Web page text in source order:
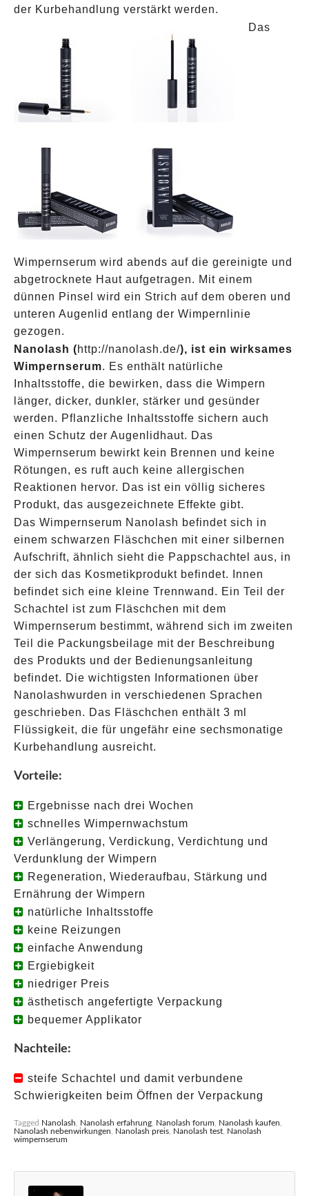
der Kurbehandlung verstärkt werden.
Das
Wimpernserum wird abends auf die gereinigte und
abgetrocknete Haut aufgetragen. Mit einem
dünnen Pinsel wird ein Strich auf dem oberen und
unteren Augenlid entlang der Wimpernlinie
gezogen.
Nanolash (http://nanolash.de/), ist ein wirksames
Wimpernserum. Es enthält natürliche
Inhaltsstoffe, die bewirken, dass die Wimpern
länger, dicker, dunkler, stärker und gesünder
werden. Pflanzliche Inhaltsstoffe sichern auch
einen Schutz der Augenlidhaut. Das
Wimpernserum bewirkt kein Brennen und keine
Rötungen, es ruft auch keine allergischen
Reaktionen hervor. Das ist ein völlig sicheres
Produkt, das ausgezeichnete Effekte gibt.
Das Wimpernserum Nanolash befindet sich in
einem schwarzen Fläschchen mit einer silbernen
Aufschrift, ähnlich sieht die Pappschachtel aus, in
der sich das Kosmetikprodukt befindet. Innen
befindet sich eine kleine Trennwand. Ein Teil der
Schachtel ist zum Fläschchen mit dem
Wimpernserum bestimmt, während sich im zweiten
Teil die Packungsbeilage mit der Beschreibung
des Produkts und der Bedienungsanleitung
befindet. Die wichtigsten Informationen über
Nanolashwurden in verschiedenen Sprachen
geschrieben. Das Fläschchen enthält 3 ml
Flüssigkeit, die für ungefähr eine sechsmonatige
Kurbehandlung ausreicht.
Vorteile:
Ergebnisse nach drei Wochen
schnelles Wimpernwachstum
Verlängerung, Verdickung, Verdichtung und
Verdunklung der Wimpern
Regeneration, Wiederaufbau, Stärkung und
Ernährung der Wimpern
natürliche Inhaltsstoffe
keine Reizungen
einfache Anwendung
Ergiebigkeit
niedriger Preis
ästhetisch angefertigte Verpackung
bequemer Applikator
Nachteile:
steife Schachtel und damit verbundene
Schwierigkeiten beim Öffnen der Verpackung
Tagged Nanolash Nanolash erfahrung Nanolash forum Nanolash kaufen
Nanolash nebenwirkungen
Nanolash preis Nanolash test Nanolash
wimpernserum